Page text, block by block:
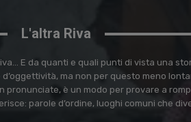
L'altra Riva
E da quanti e quali punti di vista una
ma non per questo meno
pronunciate, è un modo per provare a
parole d’ordine, luoghi comuni che